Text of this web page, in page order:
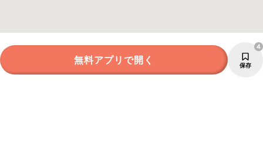
無料アプリで開く 保存
4